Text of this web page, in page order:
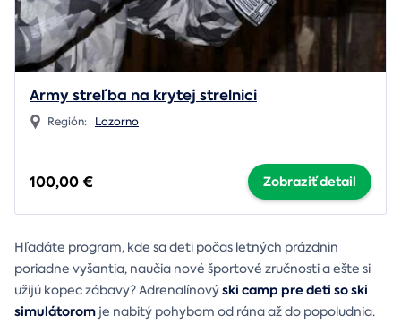
Army streľba na krytej strelnici
Región: Lozorno
100,00 € Zobraziť detail
Hľadáte program, kde sa deti počas letných prázdnin
poriadne vyšantia, naučia nové športové zručnosti a ešte si
užijú kopec zábavy? Adrenalínovýski camp pre deti so ski
simulátorom je nabitý pohybom od rána až do popoludnia.